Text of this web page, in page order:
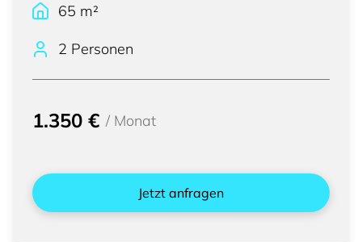
65 m²
2 Personen
1.350 € / Monat
Jetzt anfragen